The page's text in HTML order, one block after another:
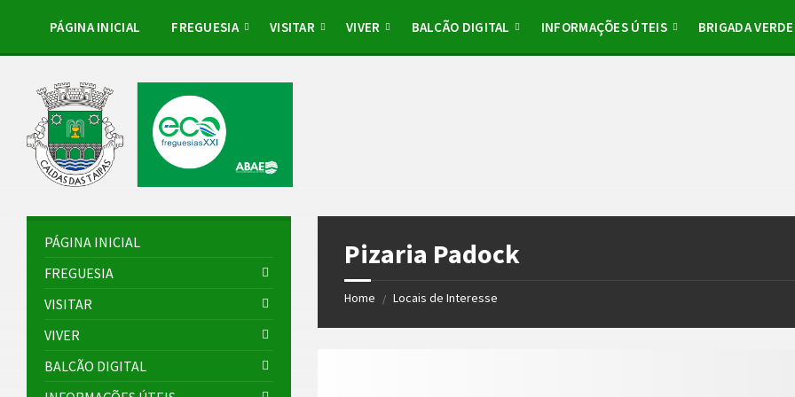
sidebar
PÁGINA INICIAL FREGUESIA VISITAR VIVER BALCÃO DIGITAL INFORMAÇÕES ÚTEIS BRIGADA VERDE
Pizaria Padock
Home / Locais de Interesse
PÁGINA INICIAL
FREGUESIA
VISITAR
VIVER
BALCÃO DIGITAL